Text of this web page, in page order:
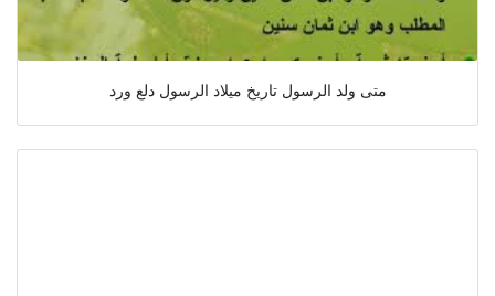
متى ولد الرسول تاريخ ميلاد الرسول دلع ورد